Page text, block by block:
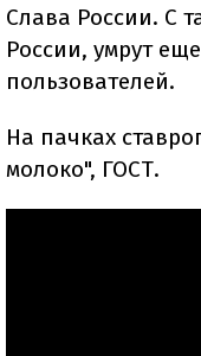
Слава России. С
России, умрут
пользователей.
На пачках
молоко", ГОСТ.